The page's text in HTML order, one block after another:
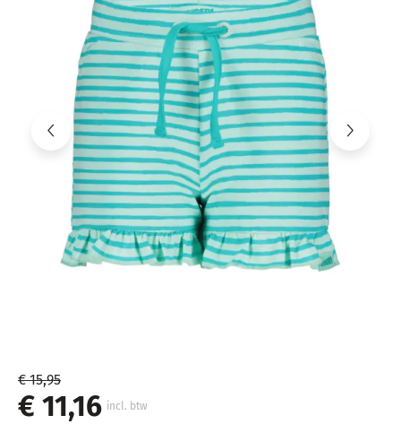
€ 15,95
€ 11,16 incl. btw